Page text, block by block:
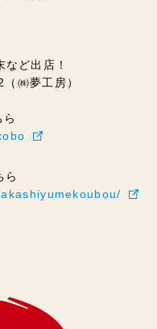
ど出店！
㈱夢工房）
ら